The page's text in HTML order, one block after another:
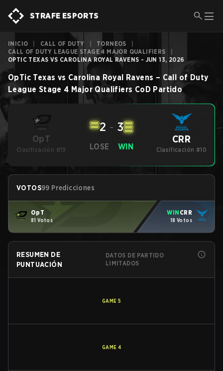
STRAFE ESPORTS
INICIO CALL OF DUTY TORNEOS
CALL OF DUTY LEAGUE STAGE 4 MAJOR QUALIFIERS
OPTIC TEXAS VS CAROLINA ROYAL RAVENS - JUN 13, 2026
OpTic Texas vs Carolina Royal Ravens – Call of Duty
League Stage 4 Major Qualifiers CoD Partido
OpT
Clasificación #19 LOSE
2 - 3
WIN
CRR
Clasificación #10
VOTOS99 Predicciones
OpT
81 Votos
WIN CRR
18 Votos
RESUMEN DE
PUNTUACIÓN
DATOS DE PARTIDO
LIMITADOS
GAME 5
GAME 4